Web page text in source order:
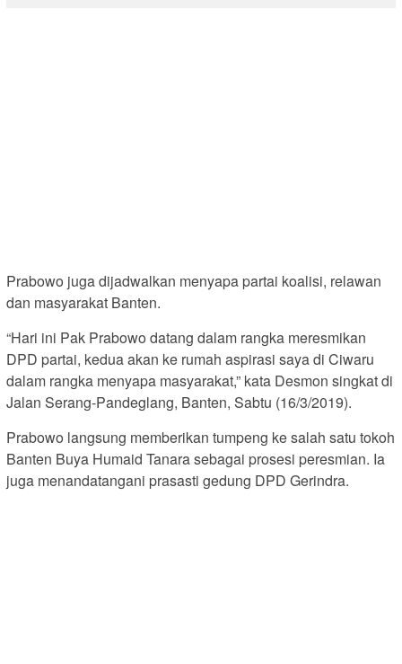
Prabowo juga dijadwalkan menyapa partai koalisi, relawan
dan masyarakat Banten.
“Hari ini Pak Prabowo datang dalam rangka meresmikan
DPD partai, kedua akan ke rumah aspirasi saya di Ciwaru
dalam rangka menyapa masyarakat,” kata Desmon singkat di
Jalan Serang-Pandeglang, Banten, Sabtu (16/3/2019).
Prabowo langsung memberikan tumpeng ke salah satu tokoh
Banten Buya Humaid Tanara sebagai prosesi peresmian. Ia
juga menandatangani prasasti gedung DPD Gerindra.